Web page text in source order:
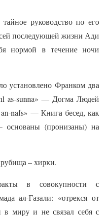
руководство по его
последующей жизни Ади
нормой в течение ночи
установлено Франком два
as-sunna» — Догма Людей
nafs» — Книга бесед, как
основаны (пронизаны) на
рубища – хирки.
в совокупности с
ал-Газали: «отрекся от
в миру и не связал себя с